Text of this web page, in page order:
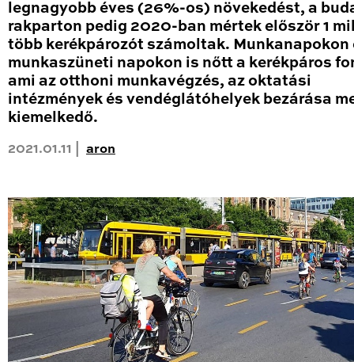
legnagyobb éves (26%-os) növekedést, a
rakparton pedig 2020-ban mértek először 1
több kerékpározót számoltak. Munkanapokon
munkaszüneti napokon is nőtt a kerékpáros
ami az otthoni munkavégzés, az oktatási
intézmények és vendéglátóhelyek bezárása
kiemelkedő.
2021.01.11 | aron